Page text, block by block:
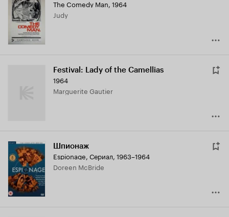
The Comedy Man, 1964
Judy
Festival: Lady of the Camellias
1964
Marguerite Gautier
Шпионаж
Espionage, Сериал, 1963–1964
Doreen McBride